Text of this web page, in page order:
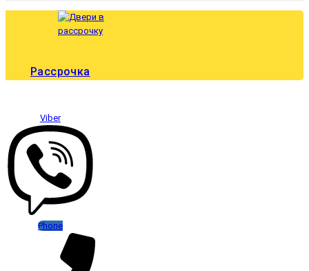
Рассрочка
Viber
Phone